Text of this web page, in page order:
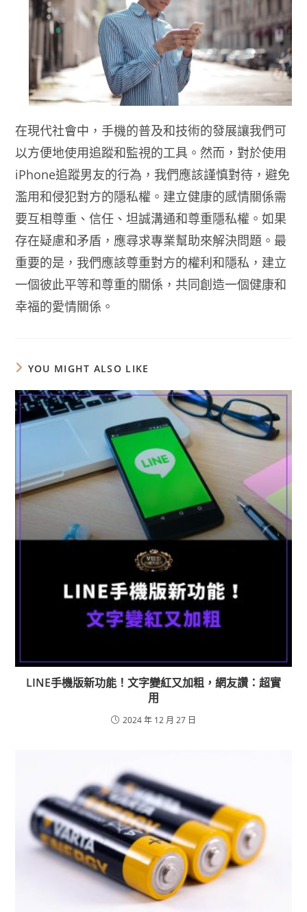
在現代社會中，手機的普及和技術的發展讓我們可
以方便地使用追蹤和監視的工具。然而，對於使用
iPhone追蹤男友的行為，我們應該謹慎對待，避免
濫用和侵犯對方的隱私權。建立健康的感情關係需
要互相尊重、信任、坦誠溝通和尊重隱私權。如果
存在疑慮和矛盾，應尋求專業幫助來解決問題。最
重要的是，我們應該尊重對方的權利和隱私，建立
一個彼此平等和尊重的關係，共同創造一個健康和
幸福的愛情關係。
YOU MIGHT ALSO LIKE
LINE手機版新功能！文字變紅又加粗，網友讚：超實
用
2024 年 12 月 27 日